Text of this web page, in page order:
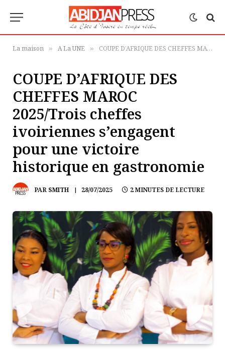
La maison » A La UNE » COUPE D’AFRIQUE DES CHEFFES MAROC 2025/Trois cheffes ivoiriennes s’engagent pour une victoire historique en gastronomie
COUPE D’AFRIQUE DES
CHEFFES MAROC
2025/Trois cheffes
ivoiriennes s’engagent
pour une victoire
historique en gastronomie
PAR SMITH 28/07/2025 2 MINUTES DE LECTURE